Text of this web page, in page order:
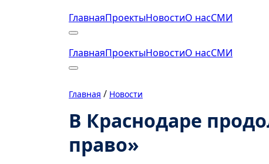
ГлавнаяПроектыНовостиО насСМИ
ГлавнаяПроектыНовостиО насСМИ
Главная / Новости
В Краснодаре
право»